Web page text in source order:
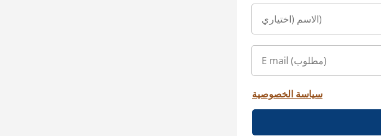
سياسة الخصوصية